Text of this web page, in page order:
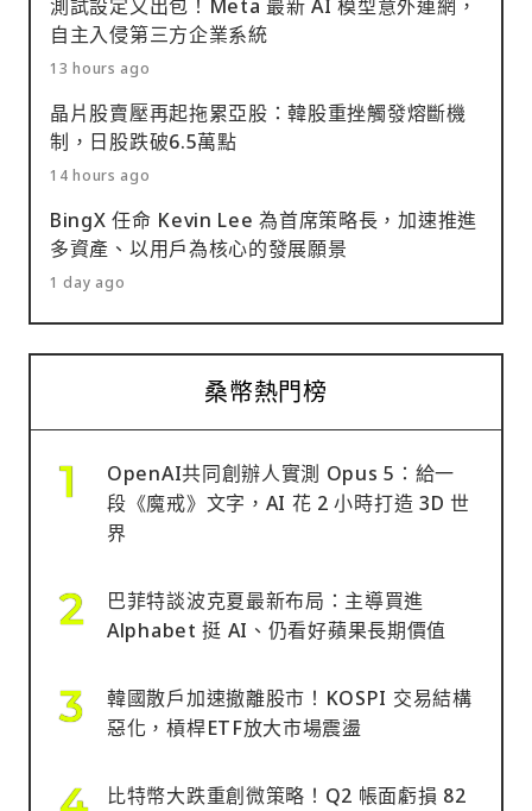
測試設定又出包！Meta 最新 AI 模型意外連網，
自主入侵第三方企業系統
13 hours ago
晶片股賣壓再起拖累亞股：韓股重挫觸發熔斷機
制，日股跌破6.5萬點
14 hours ago
BingX 任命 Kevin Lee 為首席策略長，加速推進
多資產、以用戶為核心的發展願景
1 day ago
桑幣熱門榜
OpenAI共同創辦人實測 Opus 5：給一
段《魔戒》文字，AI 花 2 小時打造 3D 世
界
巴菲特談波克夏最新布局：主導買進
Alphabet 挺 AI、仍看好蘋果長期價值
韓國散戶加速撤離股市！KOSPI 交易結構
惡化，槓桿ETF放大市場震盪
比特幣大跌重創微策略！Q2 帳面虧損 82